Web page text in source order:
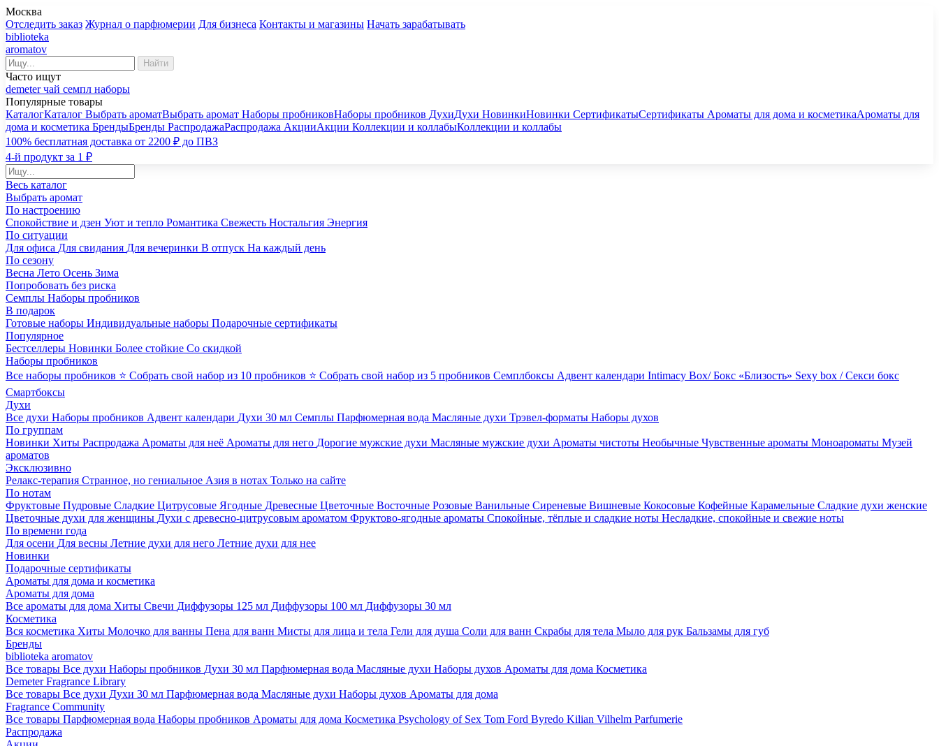
Москва
Отследить заказ Журнал о парфюмерии Для бизнеса Контакты и магазины Начать зарабатывать
biblioteka
aromatov
Найти
Часто ищут
demeterчай семпл наборы
Популярные товары
КаталогКаталог Выбрать ароматВыбрать аромат Наборы пробниковНаборы пробников ДухиДухи НовинкиНовинки СертификатыСертификаты Ароматы для дома и косметикаАроматы для
дома и косметика БрендыБренды РаспродажаРаспродажа АкцииАкции Коллекции и коллабыКоллекции и коллабы
100% бесплатная доставка от 2200 ₽ до ПВЗ
4-й продукт за 1 ₽
Весь каталог
Выбрать аромат
По настроению
Спокойствие и дзен Уют и тепло Романтика Свежесть Ностальгия Энергия
По ситуации
Для офиса Для свидания Для вечеринки В отпуск На каждый день
По сезону
Весна Лето Осень Зима
Попробовать без риска
Семплы Наборы пробников
В подарок
Готовые наборы Индивидуальные наборы Подарочные сертификаты
Популярное
Бестселлеры Новинки Более стойкие Со скидкой
Наборы пробников
Все наборы пробников ⭐ Собрать свой набор из 10 пробников ⭐ Собрать свой набор из 5 пробников Семплбоксы Адвент календари Intimacy Box/ Бокс «Близость» Sexy box / Секси бокс
Смартбоксы
Духи
Все духи Наборы пробников Адвент календари Духи 30 мл Семплы Парфюмерная вода Масляные духи Трэвел-форматы Наборы духов
По группам
Новинки Хиты Распродажа Ароматы для неё Ароматы для него Дорогие мужские духи Масляные мужские духи Ароматы чистоты Необычные Чувственные ароматы Моноароматы Музей
ароматов
Эксклюзивно
Релакс-терапия Странное, но гениальное Азия в нотах Только на сайте
По нотам
Фруктовые Пудровые Сладкие Цитрусовые Ягодные Древесные Цветочные Восточные Розовые Ванильные Сиреневые Вишневые Кокосовые Кофейные Карамельные Сладкие духи женские
Цветочные духи для женщины Духи с древесно-цитрусовым ароматом Фруктово-ягодные ароматы Спокойные, тёплые и сладкие ноты Несладкие, спокойные и свежие ноты
По времени года
Для осени Для весны Летние духи для него Летние духи для нее
Новинки
Подарочные сертификаты
Ароматы для дома и косметика
Ароматы для дома
Все ароматы для дома Хиты Свечи Диффузоры 125 мл Диффузоры 100 мл Диффузоры 30 мл
Косметика
Вся косметика Хиты Молочко для ванны Пена для ванн Мисты для лица и тела Гели для душа Соли для ванн Скрабы для тела Мыло для рук Бальзамы для губ
Бренды
biblioteka aromatov
Все товары Все духи Наборы пробников Духи 30 мл Парфюмерная вода Масляные духи Наборы духов Ароматы для дома Косметика
Demeter Fragrance Library
Все товары Все духи Духи 30 мл Парфюмерная вода Масляные духи Наборы духов Ароматы для дома
Fragrance Community
Все товары Парфюмерная вода Наборы пробников Ароматы для дома Косметика Psychology of Sex Tom Ford Byredo Kilian Vilhelm Parfumerie
Распродажа